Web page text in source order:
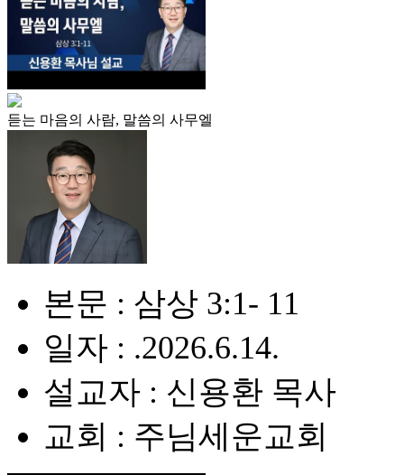
듣는 마음의 사람, 말씀의 사무엘
본문 : 삼상 3:1- 11
일자 : .2026.6.14.
설교자 : 신용환 목사
교회 : 주님세운교회